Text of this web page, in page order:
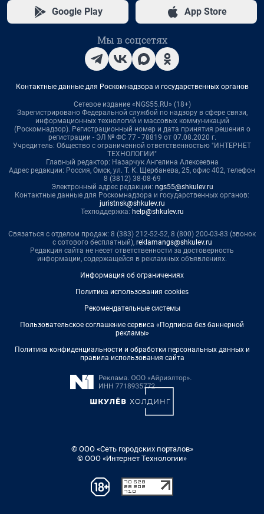
Google Play App Store
Мы в соцсетях
Контактные данные для Роскомнадзора и государственных органов
Сетевое издание «NGS55.RU» (18+)
Зарегистрировано Федеральной службой по надзору в сфере связи,
информационных технологий и массовых коммуникаций
(Роскомнадзор). Регистрационный номер и дата принятия решения о
регистрации - ЭЛ № ФС 77 - 78819 от 07.08.2020 г.
Учредитель: Общество с ограниченной ответственностью "ИНТЕРНЕТ
ТЕХНОЛОГИИ"
Главный редактор: Назарчук Ангелина Алексеевна
Адрес редакции: Россия, Омск, ул. Т. К. Щербанева, 25, офис 402, телефон
8 (3812) 38-08-69
Электронный адрес редакции: ngs55@shkulev.ru
Контактные данные для Роскомнадзора и государственных органов:
juristnsk@shkulev.ru
Техподдержка: help@shkulev.ru
Связаться с отделом продаж: 8 (383) 212-52-52, 8 (800) 200-03-83 (звонок
с сотового бесплатный), reklamangs@shkulev.ru
Редакция сайта не несет ответственности за достоверность
информации, содержащейся в рекламных объявлениях.
Информация об ограничениях
Политика использования cookies
Рекомендательные системы
Пользовательское соглашение сервиса «Подписка без баннерной
рекламы»
Политика конфиденциальности и обработки персональных данных и
правила использования сайта
© ООО «Сеть городских порталов»
© ООО «Интернет Технологии»